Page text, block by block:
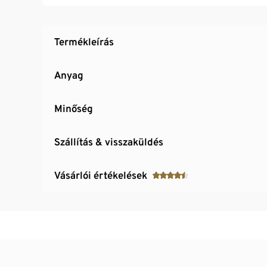
Termékleírás
Anyag
Minőség
Szállítás & visszaküldés
Vásárlói értékelések